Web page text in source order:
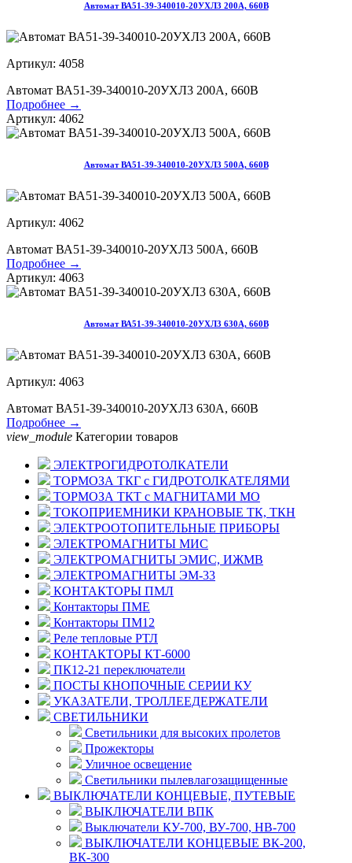
Автомат ВА51-39-340010-20УХЛ3 200А, 660В
Артикул: 4058
Автомат ВА51-39-340010-20УХЛ3 200А, 660В
Подробнее →
Артикул: 4062
Автомат ВА51-39-340010-20УХЛ3 500А, 660В
Артикул: 4062
Автомат ВА51-39-340010-20УХЛ3 500А, 660В
Подробнее →
Артикул: 4063
Автомат ВА51-39-340010-20УХЛ3 630А, 660В
Артикул: 4063
Автомат ВА51-39-340010-20УХЛ3 630А, 660В
Подробнее →
view_module Категории товаров
ЭЛЕКТРОГИДРОТОЛКАТЕЛИ
ТОРМОЗА ТКГ с ГИДРОТОЛКАТЕЛЯМИ
ТОРМОЗА ТКТ с МАГНИТАМИ МО
ТОКОПРИЕМНИКИ КРАНОВЫЕ ТК, ТКН
ЭЛЕКТРООТОПИТЕЛЬНЫЕ ПРИБОРЫ
ЭЛЕКТРОМАГНИТЫ МИС
ЭЛЕКТРОМАГНИТЫ ЭМИС, ИЖМВ
ЭЛЕКТРОМАГНИТЫ ЭМ-33
КОНТАКТОРЫ ПМЛ
Контакторы ПМЕ
Контакторы ПМ12
Реле тепловые РТЛ
КОНТАКТОРЫ КТ-6000
ПК12-21 переключатели
ПОСТЫ КНОПОЧНЫЕ СЕРИИ КУ
УКАЗАТЕЛИ, ТРОЛЛЕЕДЕРЖАТЕЛИ
СВЕТИЛЬНИКИ
Светильники для высоких пролетов
Прожекторы
Уличное освещение
Светильники пылевлагозащищенные
ВЫКЛЮЧАТЕЛИ КОНЦЕВЫЕ, ПУТЕВЫЕ
ВЫКЛЮЧАТЕЛИ ВПК
Выключатели КУ-700, ВУ-700, НВ-700
ВЫКЛЮЧАТЕЛИ КОНЦЕВЫЕ ВК-200,
ВК-300